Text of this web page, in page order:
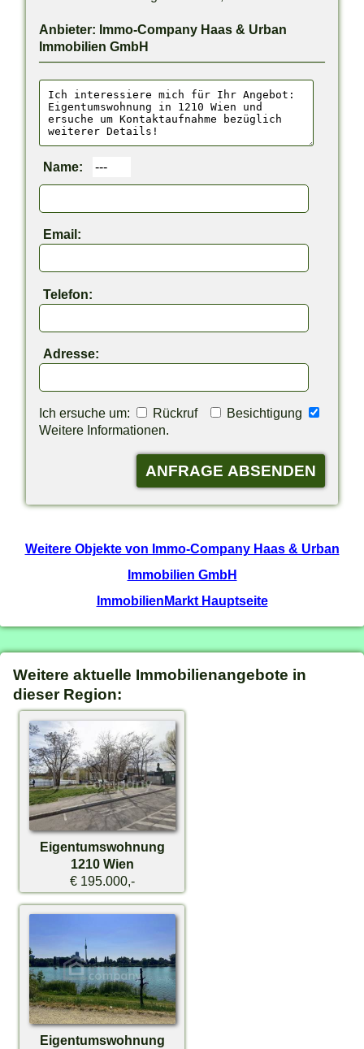
Anbieter: Immo-Company Haas & Urban
Immobilien GmbH
Name:
Email:
Telefon:
Adresse:
Ich ersuche um: Rückruf
Besichtigung
Weitere Informationen.
Weitere Objekte von Immo-Company Haas & Urban
Immobilien GmbH
ImmobilienMarkt Hauptseite
Weitere aktuelle Immobilienangebote in
dieser Region:
Eigentumswohnung
1210 Wien
€ 195.000,-
Eigentumswohnung